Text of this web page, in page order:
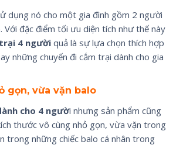
dụng nó cho một gia đình gồm 2 người
đặc điểm tối ưu diện tích như thế này
4 người quả là sự lựa chọn thích hợp
những chuyến đi cắm trại dành cho gia
gọn, vừa vặn balo
cho 4 người nhưng sản phẩm cũng
thước vô cùng nhỏ gọn, vừa vặn trong
trong những chiếc balo cá nhân trong